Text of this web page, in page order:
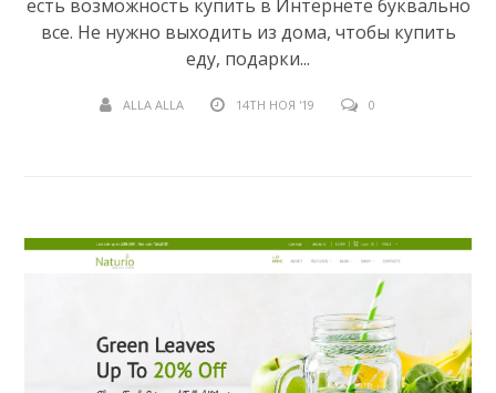
есть возможность купить в Интернете буквально
все. Не нужно выходить из дома, чтобы купить
еду, подарки...
ALLA ALLA 14TH НОЯ '19 0